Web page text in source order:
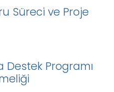
Süreci ve Proje
Destek Programı